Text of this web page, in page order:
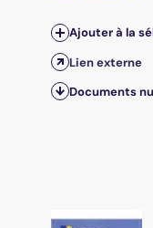
Ajouter à la
Lien externe
Documents